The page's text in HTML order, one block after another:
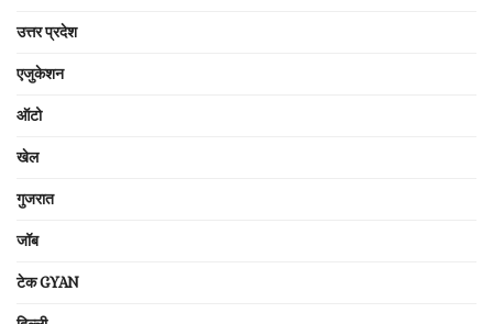
उत्तर प्रदेश
एजुकेशन
ऑटो
खेल
गुजरात
जॉब
टेक GYAN